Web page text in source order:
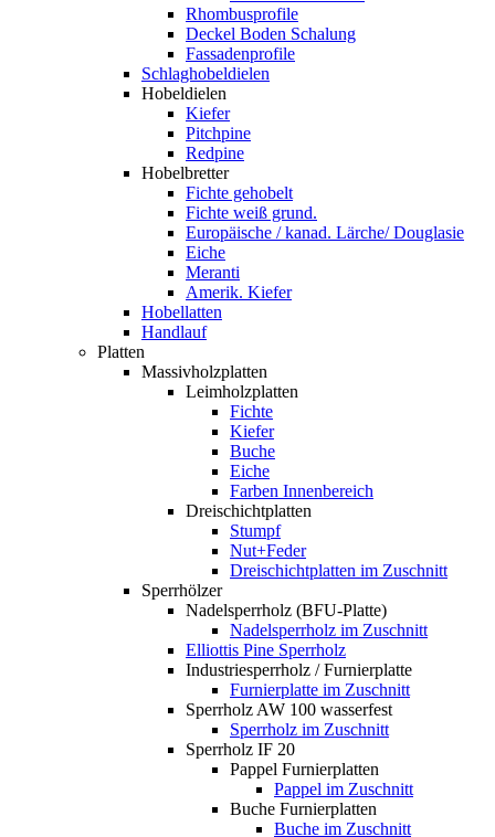
Rhombusprofile
Deckel Boden Schalung
Fassadenprofile
Schlaghobeldielen
Hobeldielen
Kiefer
Pitchpine
Redpine
Hobelbretter
Fichte gehobelt
Fichte weiß grund.
Europäische / kanad. Lärche/ Douglasie
Eiche
Meranti
Amerik. Kiefer
Hobellatten
Handlauf
Platten
Massivholzplatten
Leimholzplatten
Fichte
Kiefer
Buche
Eiche
Farben Innenbereich
Dreischichtplatten
Stumpf
Nut+Feder
Dreischichtplatten im Zuschnitt
Sperrhölzer
Nadelsperrholz (BFU-Platte)
Nadelsperrholz im Zuschnitt
Elliottis Pine Sperrholz
Industriesperrholz / Furnierplatte
Furnierplatte im Zuschnitt
Sperrholz AW 100 wasserfest
Sperrholz im Zuschnitt
Sperrholz IF 20
Pappel Furnierplatten
Pappel im Zuschnitt
Buche Furnierplatten
Buche im Zuschnitt